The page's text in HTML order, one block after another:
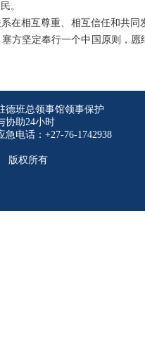
。
在相互尊重、相互信任和共
方坚定奉行一个中国原则，
德班总领事馆领事保护
协助24小时
急电话：+27-76-1742938
版权所有